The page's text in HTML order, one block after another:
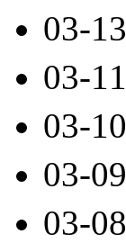
03-13
03-11
03-10
03-09
03-08